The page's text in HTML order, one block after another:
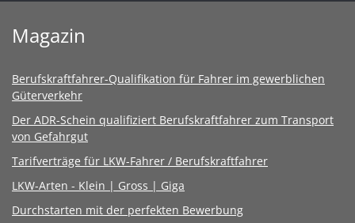
Magazin
Berufskraftfahrer-Qualifikation für Fahrer im gewerblichen
Güterverkehr
Der ADR-Schein qualifiziert Berufskraftfahrer zum Transport
von Gefahrgut
Tarifverträge für LKW-Fahrer / Berufskraftfahrer
LKW-Arten - Klein | Gross | Giga
Durchstarten mit der perfekten Bewerbung